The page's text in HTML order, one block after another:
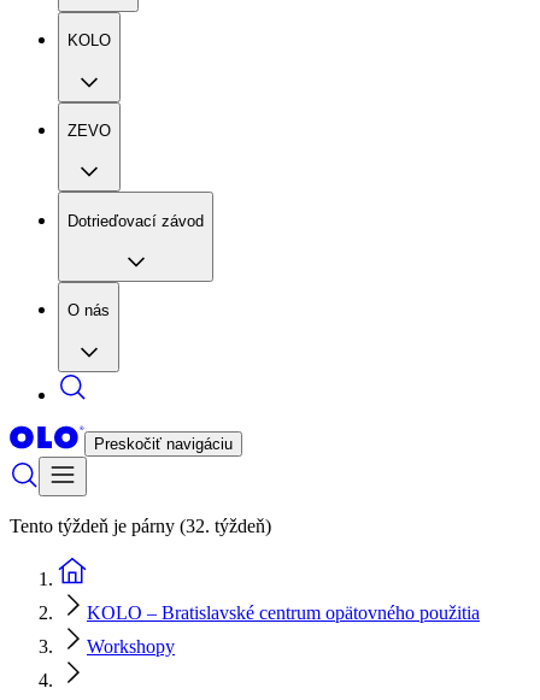
KOLO
ZEVO
Dotrieďovací závod
O nás
Preskočiť navigáciu
Tento týždeň je párny (32. týždeň)
KOLO – Bratislavské centrum opätovného použitia
Workshopy